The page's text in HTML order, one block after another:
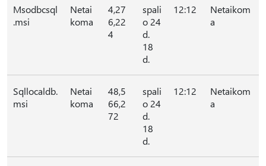
Msodbcsql
.msi
Netai
koma
4,27
6,22
4
spali
o 24
d.
18
d.
12:12
Netaikom
a
Sqllocaldb.
msi
Netai
koma
48,5
66,2
72
spali
o 24
d.
18
d.
12:12
Netaikom
a